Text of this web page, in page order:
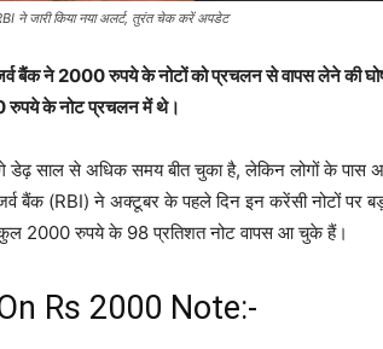
जारी किया नया अलर्ट, तुरंत चेक करें अपडेट
बैंक ने 2000 रुपये के नोटों को प्रचलन से वापस लेने की
रुपये के नोट प्रचलन में थे।
साल से अधिक समय बीत चुका है, लेकिन लोगों के पास
बैंक (RBI) ने अक्टूबर के पहले दिन इन करेंसी नोटों पर
2000 रुपये के 98 प्रतिशत नोट वापस आ चुके हैं।
Rs 2000 Note:-